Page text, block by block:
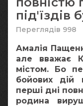
під'їздів
Переглядів 998
Амалія
але вважає
містом. Бо
бойових дій
перші дні
родина